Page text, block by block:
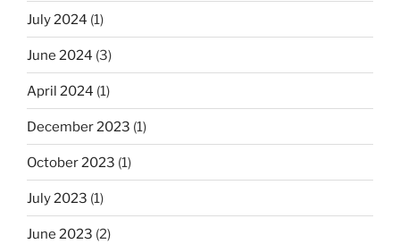
July 2024 (1)
June 2024 (3)
April 2024 (1)
December 2023 (1)
October 2023 (1)
July 2023 (1)
June 2023 (2)